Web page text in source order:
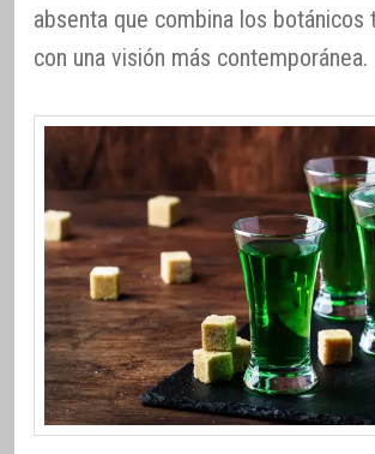
absenta que combina los botánicos
con una visión más contemporánea.